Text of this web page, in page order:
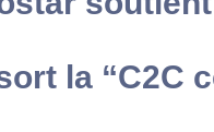
la “C2C